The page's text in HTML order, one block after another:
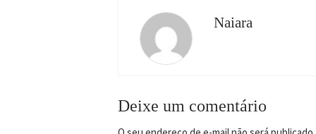
Naiara
Deixe um comentário